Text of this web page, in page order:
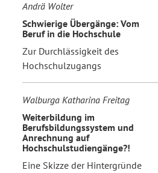
Andrä Wolter
Schwierige Übergänge: Vom
Beruf in die Hochschule
Zur Durchlässigkeit des
Hochschulzugangs
Walburga Katharina Freitag
Weiterbildung im
Berufsbildungssystem und
Anrechnung auf
Hochschulstudiengänge?!
Eine Skizze der Hintergründe